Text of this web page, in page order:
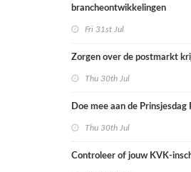
brancheontwikkelingen
Fri 31st Jul
Zorgen over de postmarkt
Thu 30th Jul
Doe mee aan de Prinsjesdag
Thu 30th Jul
Controleer of jouw KVK-